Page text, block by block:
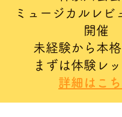
ミュージカルレビ
開催
未経験から本
まずは体験レ
詳細はこ